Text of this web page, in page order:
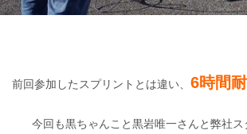
前回参加したスプリントとは違い、 6時間
今回も黒ちゃんこと黒岩唯一さんと弊社